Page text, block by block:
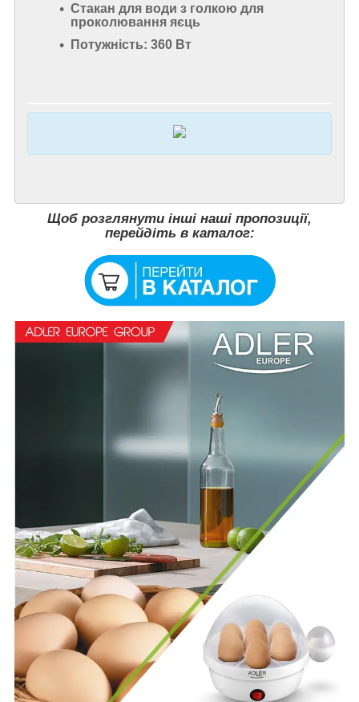
Стакан для води з голкою для
проколювання яєць
Потужність: 360 Вт
Щоб розглянути інші наші пропозиції,
перейдіть в каталог: